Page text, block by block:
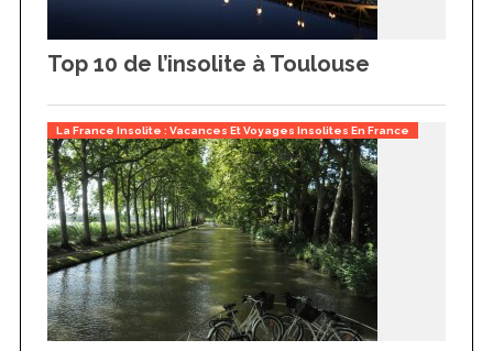
Top 10 de l’insolite à Toulouse
La France Insolite : Vacances Et Voyages Insolites En France